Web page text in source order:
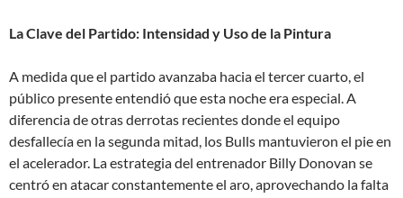
La Clave del Partido: Intensidad y Uso de la Pintura
A medida que el partido avanzaba hacia el tercer cuarto, el
público presente entendió que esta noche era especial. A
diferencia de otras derrotas recientes donde el equipo
desfallecía en la segunda mitad, los Bulls mantuvieron el pie en
el acelerador. La estrategia del entrenador Billy Donovan se
centró en atacar constantemente el aro, aprovechando la falta